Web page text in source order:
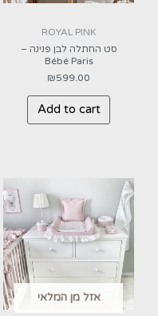
ROYAL PINK
סט החתלה לבן פנינה –
Bébé Paris
₪599.00
Add to cart
אזל מן המלאי